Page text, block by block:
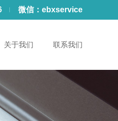
微信： ebxservice
关于我们 联系我们